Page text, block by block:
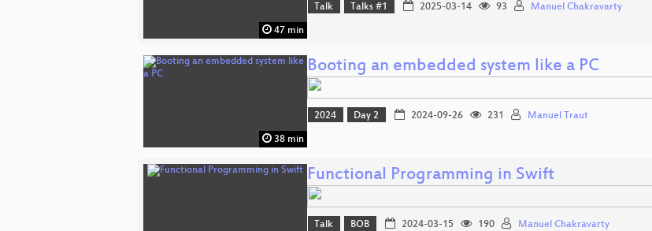
47 min
Talk Talks #1 2025-03-14 93 Manuel Chakravarty
38 min
Booting an embedded system like a PC
2024 Day 2 2024-09-26 231 Manuel Traut
Functional Programming in Swift
Talk BOB 2024-03-15 190 Manuel Chakravarty